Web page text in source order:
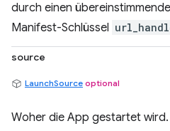
durch einen
Manifest-Schlüssel
source
LaunchSource optional
Woher die App gestartet wird.